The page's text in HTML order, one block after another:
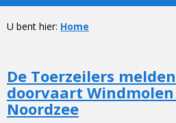
U bent hier: Home
De Toerzeilers
doorvaart
Noordzee